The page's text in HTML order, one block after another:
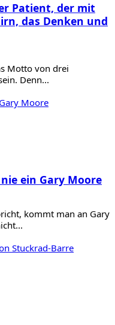
Patient, der mit
das Denken und
Motto von drei
Denn...
Moore
ein Gary Moore
kommt man an Gary
Stuckrad-Barre